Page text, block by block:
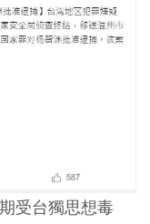
受台獨思想毒